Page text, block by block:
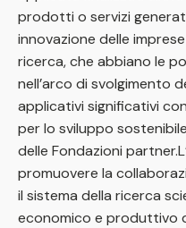
prodotti o servizi
innovazione delle
ricerca, che abbiano le
nell’arco di svolgimento
applicativi significativi
per lo sviluppo
delle Fondazioni
promuovere la
il sistema della ricerca
economico e produttivo